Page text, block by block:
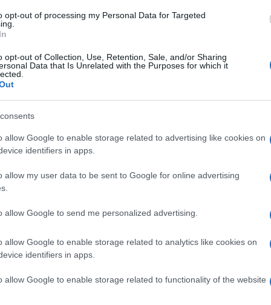
opt-out of processing my Personal Data for Targeted
opt-out of Collection, Use, Retention, Sale, and/or Sharing
Data that Is Unrelated with the Purposes for which it
allow Google to enable storage related to advertising like cookies on
identifiers in apps.
allow my user data to be sent to Google for online advertising
allow Google to send me personalized advertising.
allow Google to enable storage related to analytics like cookies on
identifiers in apps.
allow Google to enable storage related to functionality of the website
Πλέσσας: Ξεκίνησε το λαϊκό
για τον σπουδαίο συνθέτη
Νεκροταφείο Αθηνών
- 10:59
Πλέσσας: Σήμερα το τελευταίο
σπουδαίο συνθέτη